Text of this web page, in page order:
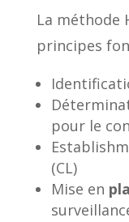
La méthode
principes
pour le
(CL)
Mise en